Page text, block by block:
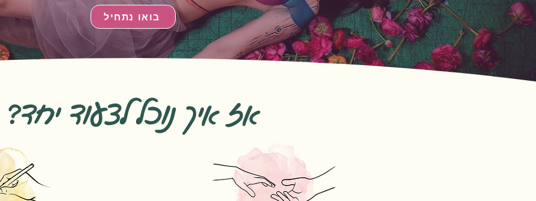
בואו נתחיל
אז איך נוכל לצעוד יחד?